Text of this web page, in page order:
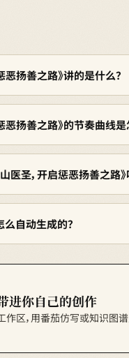
恶扬善之路》讲的是什么？
恶扬善之路》的节奏曲线是
医圣，开启惩恶扬善之路》
自动生成的？
进你自己的创作
区，用番茄仿写或知识图